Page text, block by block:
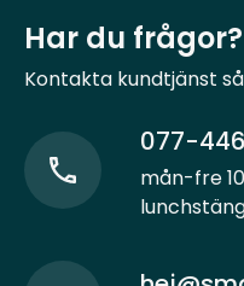
Har du frågor?
Kontakta kundtjänst
077-
mån-fre